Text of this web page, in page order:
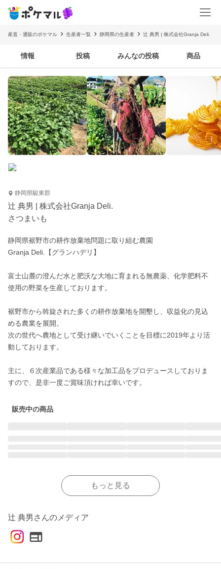
産直・通販のポケマル 生産者一覧 静岡県の生産者 辻 典男 | 株式会社Granja Deli.
情報 投稿 みんなの投稿 商品
静岡県駿東郡
辻 典男 | 株式会社Granja Deli.
さつまいも
静岡県裾野市の耕作放棄地問題に取り組む農園
Granja Deli.【グランハデリ】
富士山麓の澄んだ水と肥沃な大地に育まれる無農薬、化学肥料不
使用の野菜を生産しております。
裾野市から斡旋された多くの耕作放棄地を開墾し、収益化の見込
める農業を展開。
次の世代へ農地として受け継いでいくことを目標に2019年より活
動しております。
主に、６次産業品である様々な加工品をプロデュースしておりま
すので、是非一度ご賞味頂ければ幸いです。
販売中の商品
もっと見る
辻 典男さんのメディア